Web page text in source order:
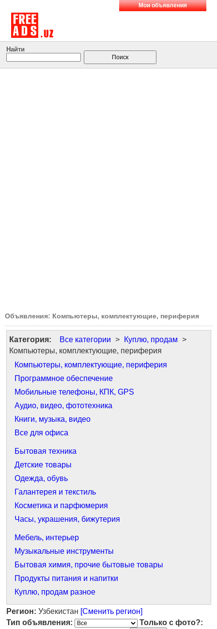
Мои объявления
Найти
Объявления: Компьютеры, комплектующие, периферия
Категория: Все категории > Куплю, продам >
Компьютеры, комплектующие, периферия
Компьютеры, комплектующие, периферия
Программное обеспечение
Мобильные телефоны, КПК, GPS
Аудио, видео, фототехника
Книги, музыка, видео
Все для офиса
Бытовая техника
Детские товары
Одежда, обувь
Галантерея и текстиль
Косметика и парфюмерия
Часы, украшения, бижутерия
Мебель, интерьер
Музыкальные инструменты
Бытовая химия, прочие бытовые товары
Продукты питания и напитки
Куплю, продам разное
Регион: Узбекистан [Сменить регион]
Тип объявления:
Только с фото?: